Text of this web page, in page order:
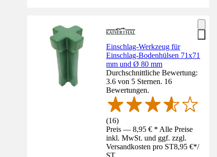
Einschlag-Werkzeug für
Einschlag-Bodenhülsen 71x71
mm und Ø 80 mm
Durchschnittliche Bewertung:
3.6 von 5 Sternen. 16
Bewertungen.
(16)
Preis — 8,95 € * Alle Preise
inkl. MwSt. und ggf. zzgl.
Versandkosten pro ST8,95 €*/